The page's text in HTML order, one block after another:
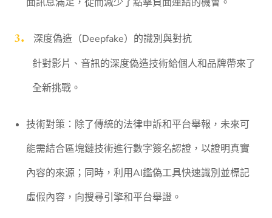
深度偽造（Deepfake）的識別與對抗
針對影片、音訊的深度偽造技術給個人和品牌帶來了
全新挑戰。
技術對策：除了傳統的法律申訴和平台舉報，未來可
能需結合區塊鏈技術進行數字簽名認證，以證明真實
內容的來源；同時，利用AI鑑偽工具快速識別並標記
虛假內容，向搜尋引擎和平台舉證。